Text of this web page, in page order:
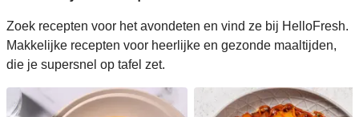
Zoek recepten voor het avondeten en vind ze bij HelloFresh.
Makkelijke recepten voor heerlijke en gezonde maaltijden,
die je supersnel op tafel zet.